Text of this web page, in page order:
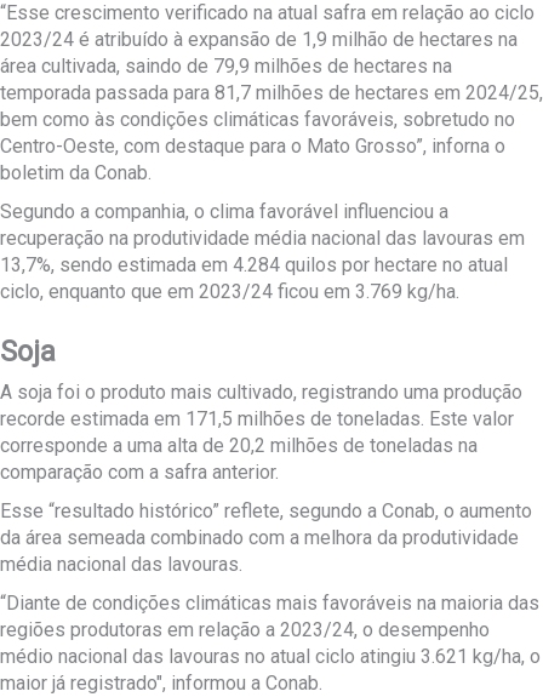
“Esse crescimento verificado na atual safra em relação ao ciclo
2023/24 é atribuído à expansão de 1,9 milhão de hectares na
área cultivada, saindo de 79,9 milhões de hectares na
temporada passada para 81,7 milhões de hectares em 2024/25,
bem como às condições climáticas favoráveis, sobretudo no
Centro-Oeste, com destaque para o Mato Grosso”, inforna o
boletim da Conab.
Segundo a companhia, o clima favorável influenciou a
recuperação na produtividade média nacional das lavouras em
13,7%, sendo estimada em 4.284 quilos por hectare no atual
ciclo, enquanto que em 2023/24 ficou em 3.769 kg/ha.
Soja
A soja foi o produto mais cultivado, registrando uma produção
recorde estimada em 171,5 milhões de toneladas. Este valor
corresponde a uma alta de 20,2 milhões de toneladas na
comparação com a safra anterior.
Esse “resultado histórico” reflete, segundo a Conab, o aumento
da área semeada combinado com a melhora da produtividade
média nacional das lavouras.
“Diante de condições climáticas mais favoráveis na maioria das
regiões produtoras em relação a 2023/24, o desempenho
médio nacional das lavouras no atual ciclo atingiu 3.621 kg/ha, o
maior já registrado", informou a Conab.